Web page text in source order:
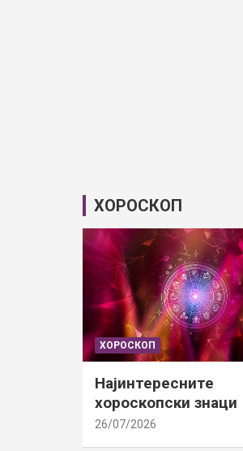
ХОРОСКОП
ХОРОСКОП
Најинтересните
хороскопски знаци
26/07/2026